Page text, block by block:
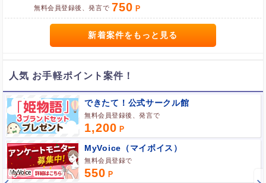
ポイント広告に関するFAQはこちら
無料会員登録後、発言で 750
新着案件をもっと見る
人気 お手軽ポイント案件！
できたて！公式サークル館
無料会員登録後、発言で
1,200
MyVoice（マイボイス）
無料会員登録で
550